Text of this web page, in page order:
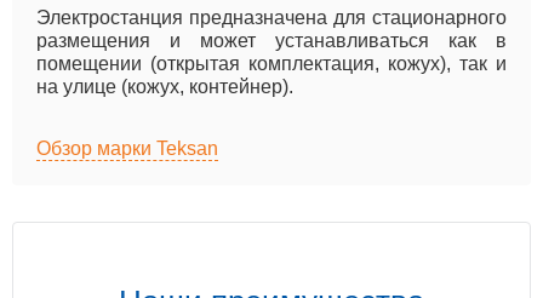
Электростанция предназначена для стационарного
размещения и может устанавливаться как в
помещении (открытая комплектация, кожух), так и
на улице (кожух, контейнер).
Обзор марки Teksan